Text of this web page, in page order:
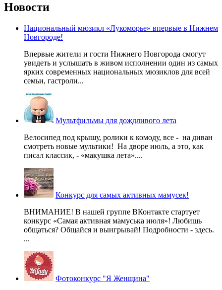
Новости
Национальный мюзикл «Лукоморье» впервые в Нижнем
Новгороде!
Впервые жители и гости Нижнего Новгорода смогут
увидеть и услышать в живом исполнении один из самых
ярких современных национальных мюзиклов для всей
семьи, гастроли...
Мультфильмы для дождливого лета
Велосипед под крышу, ролики к комоду, все - на диван
смотреть новые мультики! На дворе июль, а это, как
писал классик, - «макушка лета»....
Конкурс для самых активных мамусек!
ВНИМАНИЕ! В нашей группе ВКонтакте стартует
конкурс «Самая активная мамуська июля»! Любишь
общаться? Общайся и выигрывай! Подробности - здесь.
...
Фотоконкурс "Я Женщина"